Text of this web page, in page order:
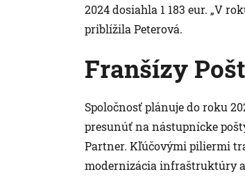
2024 dosiahla 1 183 eur. „V
priblížila Peterová.
Franšízy
Spoločnosť plánuje do roku
presunúť na nástupnícke
Partner. Kľúčovými piliermi
modernizácia infraštruktúry